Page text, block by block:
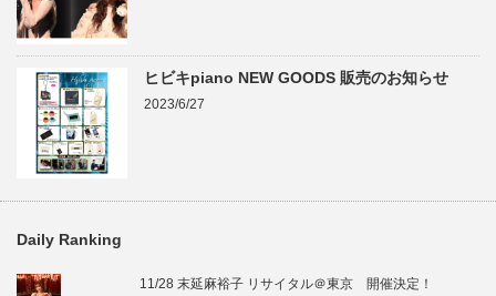
ヒビキpiano NEW GOODS 販売のお知らせ
2023/6/27
Daily Ranking
11/28 末延麻裕子 リサイタル＠東京 開催決定！